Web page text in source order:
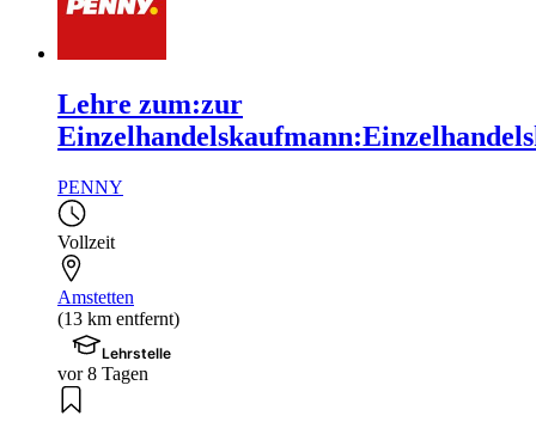
Lehre zum:zur
PENNY
Vollzeit
Amstetten
(13 km entfernt)
Lehrstelle
vor 8 Tagen